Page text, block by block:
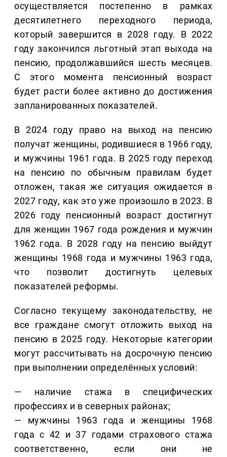
осуществляется постепенно в рамках
десятилетнего переходного периода,
который завершится в 2028 году. В 2022
году закончился льготный этап выхода на
пенсию, продолжавшийся шесть месяцев.
С этого момента пенсионный возраст
будет расти более активно до достижения
запланированных показателей.
В 2024 году право на выход на пенсию
получат женщины, родившиеся в 1966 году,
и мужчины 1961 года. В 2025 году переход
на пенсию по обычным правилам будет
отложен, такая же ситуация ожидается в
2027 году, как это уже произошло в 2023. В
2026 году пенсионный возраст достигнут
для женщин 1967 года рождения и мужчин
1962 года. В 2028 году на пенсию выйдут
женщины 1968 года и мужчины 1963 года,
что позволит достигнуть целевых
показателей реформы.
Согласно текущему законодательству, не
все граждане смогут отложить выход на
пенсию в 2025 году. Некоторые категории
могут рассчитывать на досрочную пенсию
при выполнении определённых условий:
— наличие стажа в специфических
профессиях и в северных районах;
— мужчины 1963 года и женщины 1968
года с 42 и 37 годами страхового стажа
соответственно, если они не